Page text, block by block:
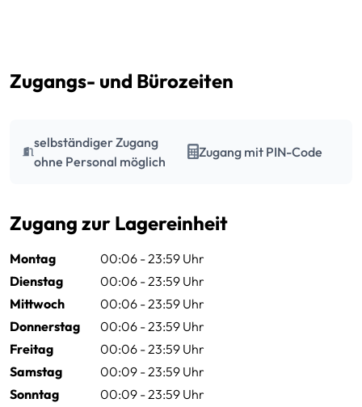
Zugangs- und Bürozeiten
selbständiger Zugang
ohne Personal möglich
Zugang mit PIN-Code
Zugang zur Lagereinheit
Montag
00:06 - 23:59 Uhr
Dienstag
00:06 - 23:59 Uhr
Mittwoch
00:06 - 23:59 Uhr
Donnerstag
00:06 - 23:59 Uhr
Freitag
00:06 - 23:59 Uhr
Samstag
00:09 - 23:59 Uhr
Sonntag
00:09 - 23:59 Uhr